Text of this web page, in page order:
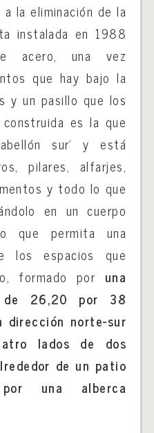
la eliminación de la
instalada en 1988
acero, una vez
que hay bajo la
y un pasillo que los
es la que
sur’ y está
pilares, alfarjes,
y todo lo que
en un cuerpo
que permita una
los espacios que
formado por una
de 26,20 por 38
dirección norte-sur
lados de dos
de un patio
una alberca